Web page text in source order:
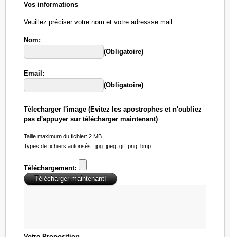
Vos informations
Veuillez préciser votre nom et votre adressse mail.
Nom:
(Obligatoire)
Email:
(Obligatoire)
Télecharger l'image (Evitez les apostrophes et n'oubliez
pas d'appuyer sur télécharger maintenant)